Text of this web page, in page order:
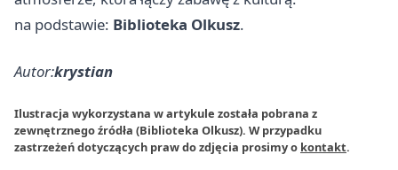
na podstawie: Biblioteka Olkusz.
Autor:krystian
Ilustracja wykorzystana w artykule została pobrana z
zewnętrznego źródła (Biblioteka Olkusz). W przypadku
zastrzeżeń dotyczących praw do zdjęcia prosimy o kontakt.